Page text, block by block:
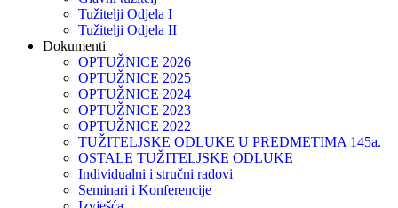
Tužitelji Odjela I
Tužitelji Odjela II
Dokumenti
OPTUŽNICE 2026
OPTUŽNICE 2025
OPTUŽNICE 2024
OPTUŽNICE 2023
OPTUŽNICE 2022
TUŽITELJSKE ODLUKE U PREDMETIMA 145a.
OSTALE TUŽITELJSKE ODLUKE
Individualni i stručni radovi
Seminari i Konferencije